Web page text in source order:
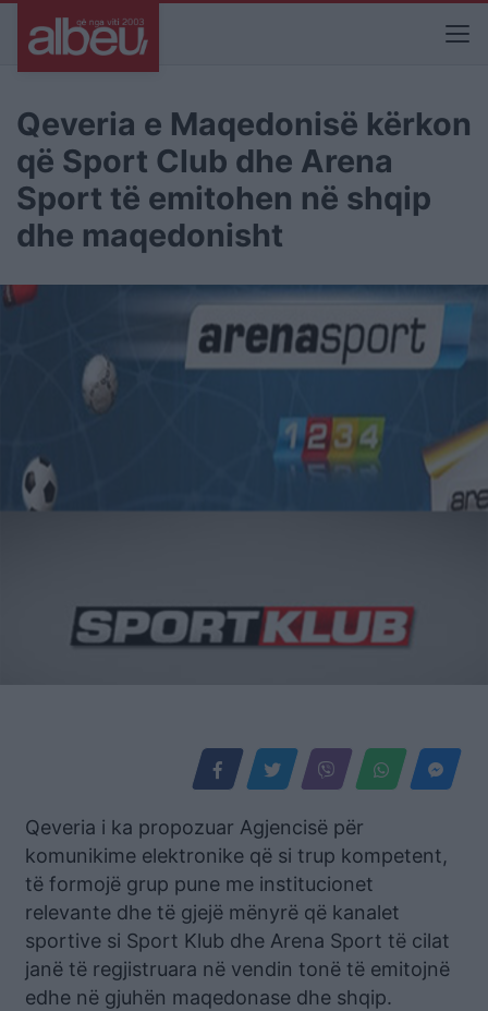
Qeveria e Maqedonisë kërkon
që Sport Club dhe Arena
Sport të emitohen në shqip
dhe maqedonisht
Qeveria i ka propozuar Agjencisë për
komunikime elektronike që si trup kompetent,
të formojë grup pune me institucionet
relevante dhe të gjejë mënyrë që kanalet
sportive si Sport Klub dhe Arena Sport të cilat
janë të regjistruara në vendin tonë të emitojnë
edhe në gjuhën maqedonase dhe shqip.